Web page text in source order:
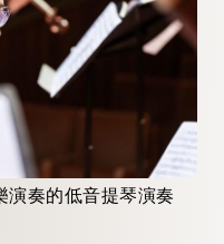
演奏的低音提琴演奏